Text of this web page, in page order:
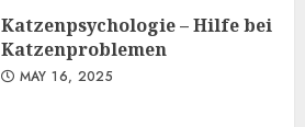
Katzenpsychologie – Hilfe bei
Katzenproblemen
MAY 16, 2025